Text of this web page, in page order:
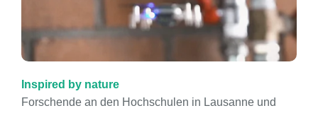
Inspired by nature
Forschende an den Hochschulen in Lausanne und